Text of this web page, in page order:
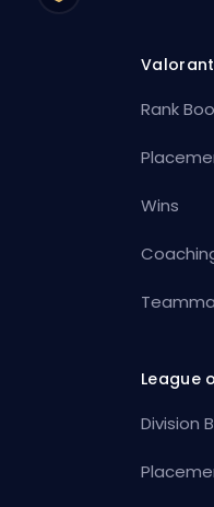
Valorant
Rank
Wins
League
Division